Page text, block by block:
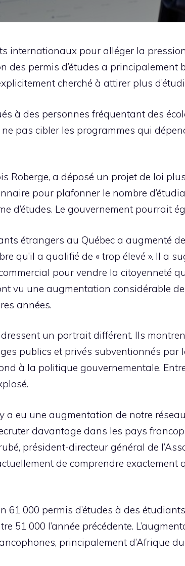
internationaux pour alléger la
des permis d’études a principalement
cherché à attirer plus
à des personnes fréquentant des
pas cibler les programmes qui
Roberge, a déposé un projet de loi
pour plafonner le nombre
d’études. Le gouvernement pourrait
étrangers au Québec a augmenté
qu’il a qualifié de « trop élevé ». Il a
pour vendre la citoyenneté
vu une augmentation considérable
années.
un portrait différent. Ils
publics et privés subventionnés par
à la politique gouvernementale.
eu une augmentation de notre
davantage dans les pays
président-directeur général de
de comprendre exactement
61 000 permis d’études à des
51 000 l’année précédente.
principalement d’Afrique du